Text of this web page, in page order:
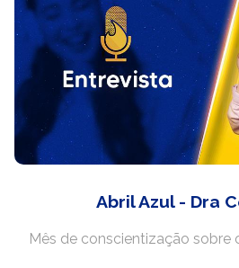
Abril Azul - Dra
Mês de conscientização sobre